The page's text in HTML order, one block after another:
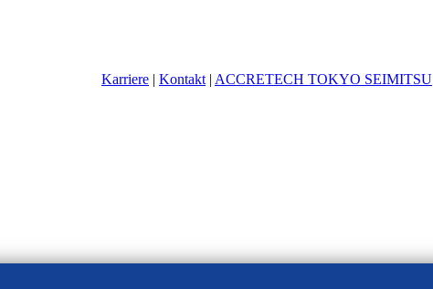
Karriere | Kontakt | ACCRETECH TOKYO SEIMITSU